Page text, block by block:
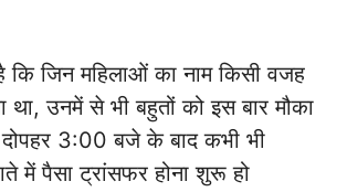
कि जिन महिलाओं का नाम किसी वजह
था, उनमें से भी बहुतों को इस बार मौका
3:00 बजे के बाद कभी भी
में पैसा ट्रांसफर होना शुरू हो